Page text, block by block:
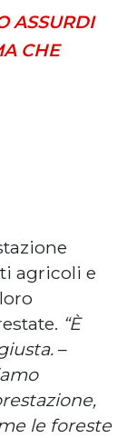
ASSURDI
CHE
agricoli e
“È
–
le foreste